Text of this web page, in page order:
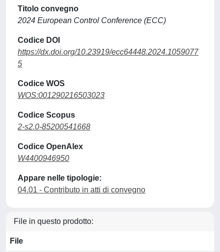
Titolo convegno
2024 European Control Conference (ECC)
Codice DOI
https://dx.doi.org/10.23919/ecc64448.2024.1059077
5
Codice WOS
WOS:001290216503023
Codice Scopus
2-s2.0-85200541668
Codice OpenAlex
W4400946950
Appare nelle tipologie:
04.01 - Contributo in atti di convegno
File in questo prodotto:
File